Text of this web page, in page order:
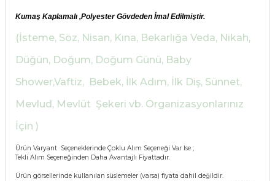
Malzemeleri
Kumaş Kaplamalı ,Polyester Gövdeden İmal Edilmiştir.
(İsteme, Söz, Nisan, Kına, Bekarlığa Veda, Nikah,
Düğün, Doğum, Doğum Günü, Baby
Shower,Vaftiz, Bebek, İlk Adım, İlk Diş, Sünnet,
Mevlud, Mevlüt Şekeri vb. Organizasyonlarınız
İçin )
Ürün Varyant Seçeneklerinde Çoklu Alım Seçeneği Var İse ;
Tekli Alım Seçeneğinden Daha Avantajlı Fiyattadır.
Ürün görsellerinde kullanılan süslemeler (varsa) fiyata dahil değildir.